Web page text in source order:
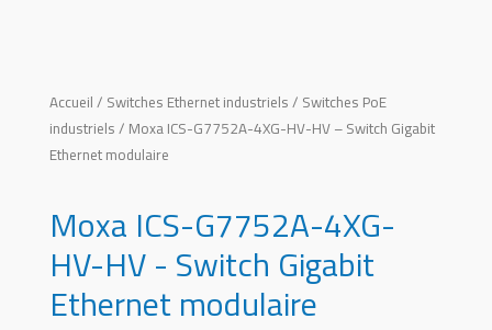
Accueil / Switches Ethernet industriels / Switches PoE
industriels / Moxa ICS-G7752A-4XG-HV-HV – Switch Gigabit
Ethernet modulaire
Moxa ICS-G7752A-4XG-
HV-HV - Switch Gigabit
Ethernet modulaire